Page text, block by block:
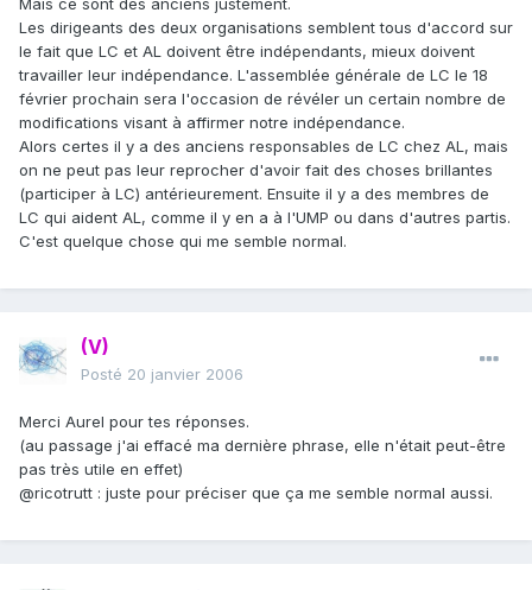
Mais ce sont des anciens justement.
Les dirigeants des deux organisations semblent tous d'accord sur
le fait que LC et AL doivent être indépendants, mieux doivent
travailler leur indépendance. L'assemblée générale de LC le 18
février prochain sera l'occasion de révéler un certain nombre de
modifications visant à affirmer notre indépendance.
Alors certes il y a des anciens responsables de LC chez AL, mais
on ne peut pas leur reprocher d'avoir fait des choses brillantes
(participer à LC) antérieurement. Ensuite il y a des membres de
LC qui aident AL, comme il y en a à l'UMP ou dans d'autres partis.
C'est quelque chose qui me semble normal.
(V)
Posté 20 janvier 2006
Merci Aurel pour tes réponses.
(au passage j'ai effacé ma dernière phrase, elle n'était peut-être
pas très utile en effet)
@ricotrutt : juste pour préciser que ça me semble normal aussi.